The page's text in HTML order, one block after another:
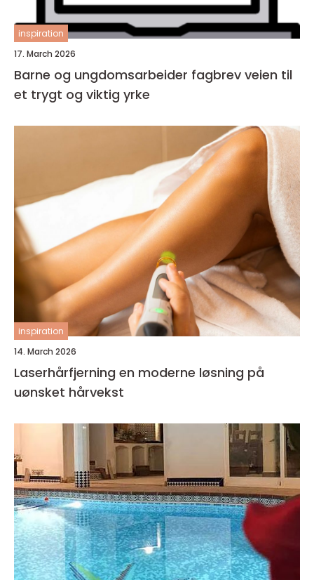
inspiration
17. March 2026
Barne og ungdomsarbeider fagbrev veien til
et trygt og viktig yrke
inspiration
14. March 2026
Laserhårfjerning en moderne løsning på
uønsket hårvekst